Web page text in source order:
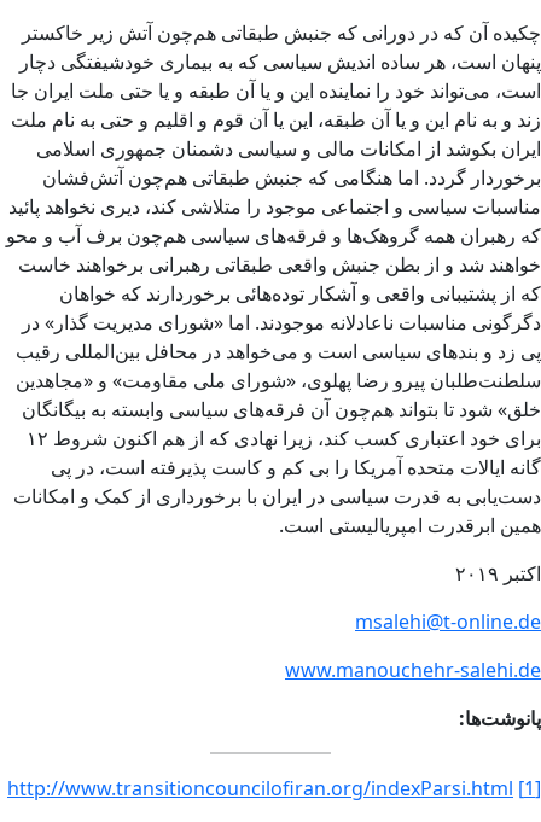
چکیده آن که در دورانی که جنبش طبقاتی هم‌چون آتش زیر خاکستر
پنهان است، هر ساده اندیش سیاسی که به بیماری خودشیفتگی دچار
است، می‌تواند خود را نماینده این و یا آن طبقه و یا حتی ملت ایران جا
زند و به نام این و یا آن طبقه، این یا آن قوم و اقلیم و حتی به نام ملت
ایران بکوشد از امکانات مالی و سیاسی دشمنان جمهوری اسلامی
برخوردار گردد. اما هنگامی که جنبش طبقاتی هم‌چون آتش‌فشان
مناسبات سیاسی و اجتماعی موجود را متلاشی کند، دیری نخواهد پائید
که رهبران همه گروهک‌ها و فرقه‌های سیاسی هم‌چون برف آب و محو
خواهند شد و از بطن جنبش واقعی طبقاتی رهبرانی برخواهند خاست
که از پشتیبانی واقعی و آشکار توده‌هائی برخوردارند که خواهان
دگرگونی مناسبات ناعادلانه موجودند. اما «شورای مدیریت گذار» در
پی زد و بندهای سیاسی است و می‌خواهد در محافل بین‌المللی رقیب
سلطنت‌طلبان پیرو رضا پهلوی، «شورای ملی مقاومت» و «مجاهدین
خلق» شود تا بتواند هم‌چون آن فرقه‌های سیاسی وابسته به بیگانگان
برای خود اعتباری کسب کند، زیرا نهادی که از هم اکنون شروط ۱۲
گانه ایالات متحده آمریکا را بی کم و کاست پذیرفته است، در پی
دست‌یابی به قدرت سیاسی در ایران با برخورداری از کمک و امکانات
همین ابرقدرت امپریالیستی است.
اکتبر ۲۰۱۹
msalehi@t-online.de
www.manouchehr-salehi.de
پانوشت‌ها:
[1]
http://www.transitioncouncilofiran.org/indexParsi.html